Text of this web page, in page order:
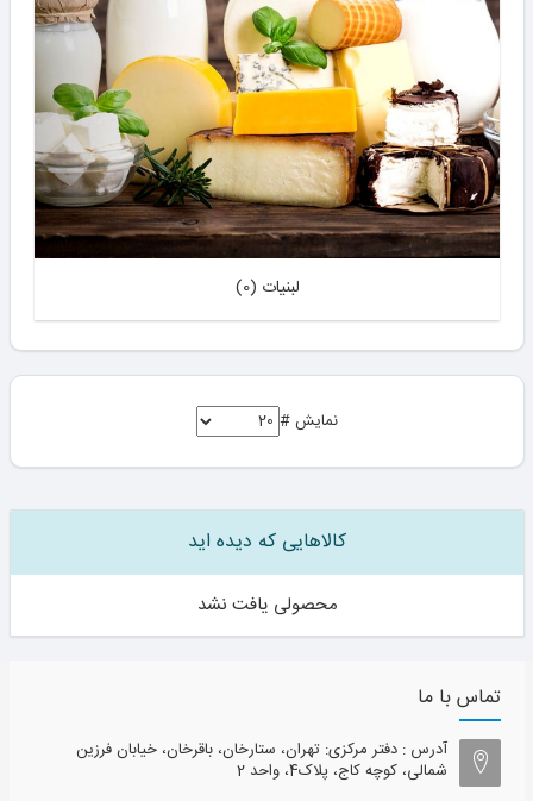
لبنیات (0)
نمایش #
کالاهایی که دیده اید
محصولی یافت نشد
تماس با ما
آدرس : دفتر مرکزی: تهران، ستارخان، باقرخان، خیابان فرزین
شمالی، کوچه کاج، پلاک4، واحد 2